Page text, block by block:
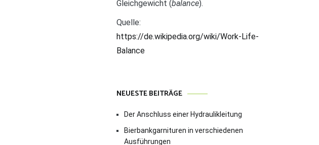
Gleichgewicht (balance).
Quelle:
https://de.wikipedia.org/wiki/Work-Life-
Balance
NEUESTE BEITRÄGE
Der Anschluss einer Hydraulikleitung
Bierbankgarnituren in verschiedenen
Ausführungen